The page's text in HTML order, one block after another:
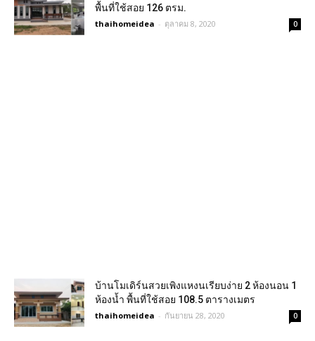
พื้นที่ใช้สอย 126 ตรม.
thaihomeidea - ตุลาคม 8, 2020 0
บ้านโมเดิร์นสวยเพิงแหงนเรียบง่าย 2 ห้องนอน 1
ห้องน้ำ พื้นที่ใช้สอย 108.5 ตารางเมตร
thaihomeidea - กันยายน 28, 2020 0